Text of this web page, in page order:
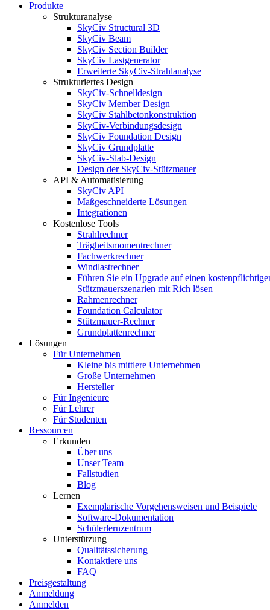
Produkte
Strukturanalyse
SkyCiv Structural 3D
SkyCiv Beam
SkyCiv Section Builder
SkyCiv Lastgenerator
Erweiterte SkyCiv-Strahlanalyse
Strukturiertes Design
SkyCiv-Schnelldesign
SkyCiv Member Design
SkyCiv Stahlbetonkonstruktion
SkyCiv-Verbindungsdesign
SkyCiv Foundation Design
SkyCiv Grundplatte
SkyCiv-Slab-Design
Design der SkyCiv-Stützmauer
API & Automatisierung
SkyCiv API
Maßgeschneiderte Lösungen
Integrationen
Kostenlose Tools
Strahlrechner
Trägheitsmomentrechner
Fachwerkrechner
Windlastrechner
Führen Sie ein Upgrade auf einen
Stützmauerszenarien mit Rich lösen
Rahmenrechner
Foundation Calculator
Stützmauer-Rechner
Grundplattenrechner
Lösungen
Für Unternehmen
Kleine bis mittlere Unternehmen
Große Unternehmen
Hersteller
Für Ingenieure
Für Lehrer
Für Studenten
Ressourcen
Erkunden
Über uns
Unser Team
Fallstudien
Blog
Lernen
Exemplarische Vorgehensweisen und Beispiele
Software-Dokumentation
Schülerlernzentrum
Unterstützung
Qualitätssicherung
Kontaktiere uns
FAQ
Preisgestaltung
Anmeldung
Anmelden